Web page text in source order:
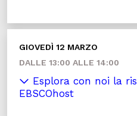
GIOVEDÌ 12 MARZO
DALLE 13:00 ALLE 14:00
Esplora con noi la
EBSCOhost